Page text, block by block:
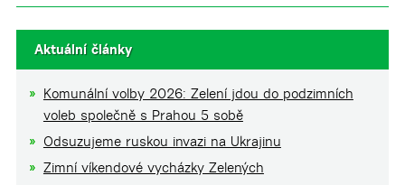
Aktuální články
Komunální volby 2026: Zelení jdou do podzimních
voleb společně s Prahou 5 sobě
Odsuzujeme ruskou invazi na Ukrajinu
Zimní víkendové vycházky Zelených